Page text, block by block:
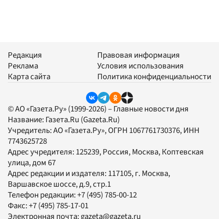
Редакция
Реклама
Карта сайта
Правовая информация
Условия использования
Политика конфиденциальности
© АО «Газета.Ру» (1999-2026) – Главные новости дня
Название: Газета.Ru (Gazeta.Ru)
Учредитель:АО «Газета.Ру», ОГРН 1067761730376, ИНН
7743625728
Адрес учредителя: 125239, Россия, Москва, Коптевская
улица, дом 67
Адрес редакции и издателя: 117105, г. Москва,
Варшавское шоссе, д.9, стр.1
Телефон редакции:+7 (495) 785-00-12
Факс:+7 (495) 785-17-01
Электронная почта: gazeta@gazeta.ru